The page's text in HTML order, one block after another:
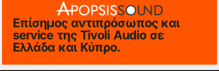
Επίσημος αντιπρόσωπος και
service της Tivoli Audio σε
Ελλάδα και Κύπρο.